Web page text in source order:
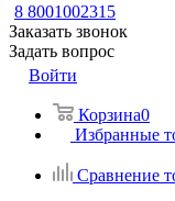
8 8001002315
Заказать звонок
Задать вопрос
Войти
Корзина0
Избранные
Сравнение